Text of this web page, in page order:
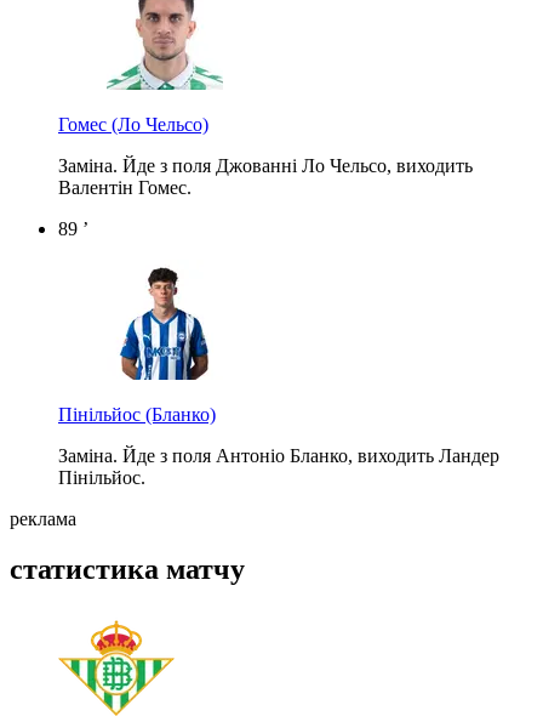
Гомес (Ло Чельсо)
Заміна. Йде з поля Джованні Ло Чельсо, виходить
Валентін Гомес.
89 ’
Пінільйос (Бланко)
Заміна. Йде з поля Антоніо Бланко, виходить Ландер
Пінільйос.
реклама
статистика матчу